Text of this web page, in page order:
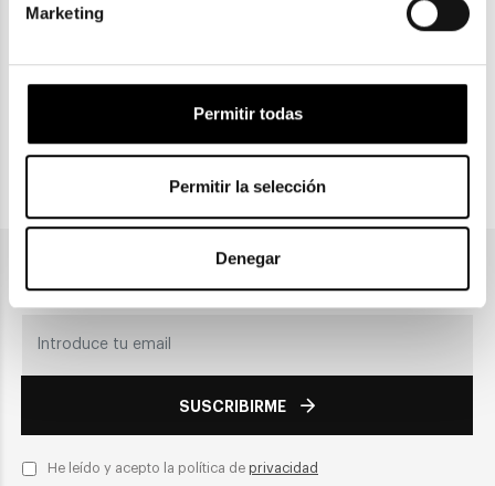
Marketing
Permitir todas
Permitir la selección
Denegar
CLICK & COLLECT
Recogida en tienda
PAGO SEGURO
Únete a nuestra newsletter
SUSCRIBIRME
He leído y acepto la política de privacidad